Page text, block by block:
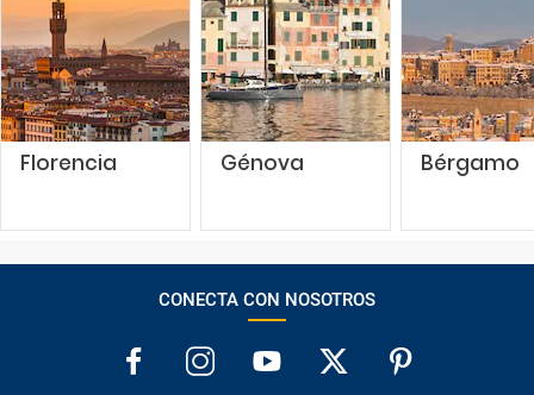
Florencia Génova Bérgamo
CONECTA CON NOSOTROS